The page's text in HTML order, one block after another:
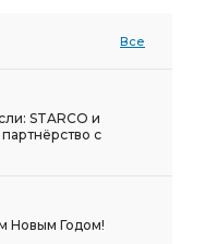
Все
STARCO и
с
Новым Годом!